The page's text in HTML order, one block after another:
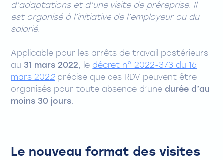
d’adaptations et d’une visite de préreprise. Il
est organisé à l’initiative de l’employeur ou du
salarié.
Applicable pour les arrêts de travail postérieurs
au 31 mars 2022, le décret n° 2022-373 du 16
mars 2022précise que ces RDV peuvent être
organisés pour toute absence d’une durée d’au
moins 30 jours.
Le nouveau format des visites